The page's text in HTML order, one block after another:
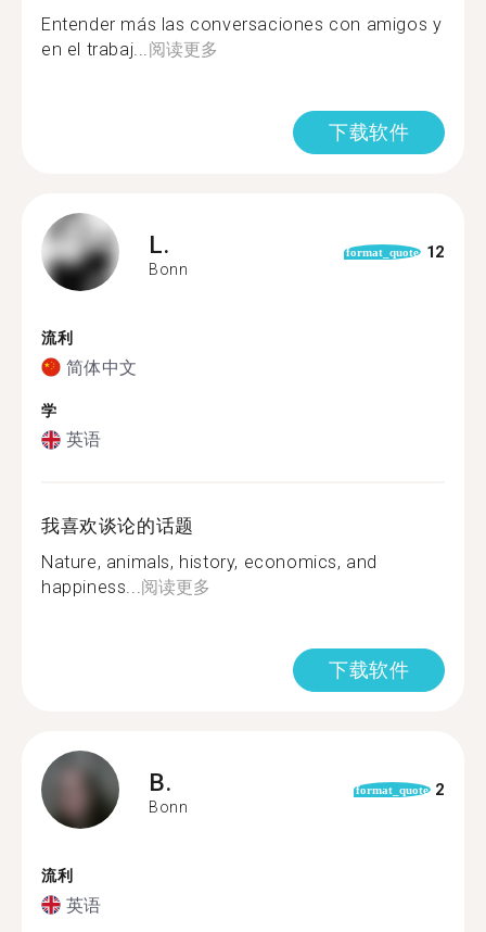
Entender más las conversaciones con amigos y
en el trabaj...阅读更多
下载软件
L.
Bonn
format_quote 12
流利
简体中文
学
英语
我喜欢谈论的话题
Nature, animals, history, economics, and
happiness...阅读更多
下载软件
B.
Bonn
format_quote 2
流利
英语